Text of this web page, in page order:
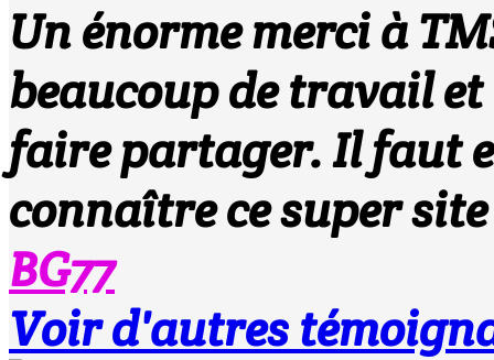
Un énorme merci à
beaucoup de travail
faire partager. Il faut
connaître ce super
BG77
Voir d'autres